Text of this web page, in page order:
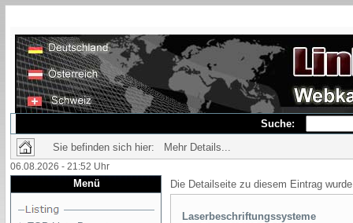
Suche:
Sie befinden sich hier: Mehr Details...
06.08.2026 - 21:52 Uhr
Menü Die Detailseite zu diesem Eintrag
Laserbeschriftungssysteme